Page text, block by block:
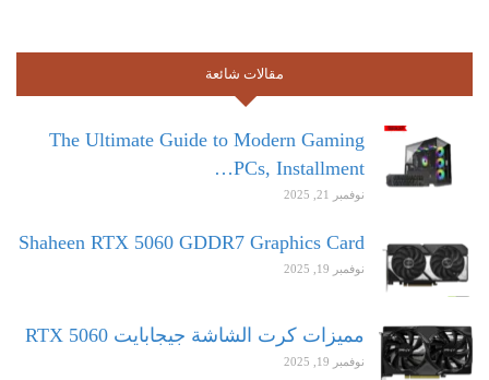
مقالات شائعة
The Ultimate Guide to Modern Gaming
PCs, Installment…
نوفمبر 21, 2025
Shaheen RTX 5060 GDDR7 Graphics Card
نوفمبر 19, 2025
مميزات كرت الشاشة جيجابايت RTX 5060
نوفمبر 19, 2025